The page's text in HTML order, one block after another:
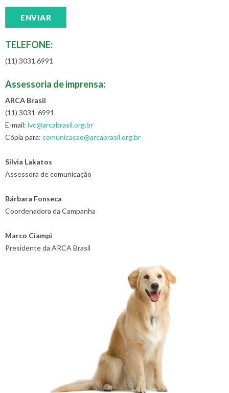
TELEFONE:
(11) 3031.6991
Assessoria de imprensa:
ARCA Brasil
(11) 3031-6991
E-mail: lvc@arcabrasil.org.br
Cópia para: comunicacao@arcabrasil.org.br
Silvia Lakatos
Assessora de comunicação
Bárbara Fonseca
Coordenadora da Campanha
Marco Ciampi
Presidente da ARCA Brasil